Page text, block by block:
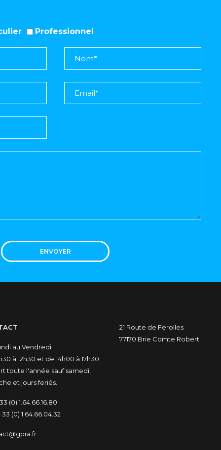
Professionnel
ENVOYER
au Vendredi
à 12h30 et de 14h00 à 17h30
toute l'année sauf samedi,
et jours feriés.
(0) 1.64.66.16.80
33 (0) 1.64.66.04.32
21 Route de Ferolles
77170 Brie Comte Robert